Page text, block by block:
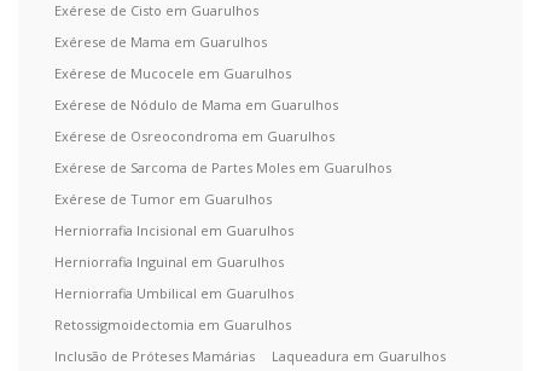
Exérese de Cisto em Guarulhos
Exérese de Mama em Guarulhos
Exérese de Mucocele em Guarulhos
Exérese de Nódulo de Mama em Guarulhos
Exérese de Osreocondroma em Guarulhos
Exérese de Sarcoma de Partes Moles em Guarulhos
Exérese de Tumor em Guarulhos
Herniorrafia Incisional em Guarulhos
Herniorrafia Inguinal em Guarulhos
Herniorrafia Umbilical em Guarulhos
Retossigmoidectomia em Guarulhos
Inclusão de Próteses Mamárias
Laqueadura em Guarulhos